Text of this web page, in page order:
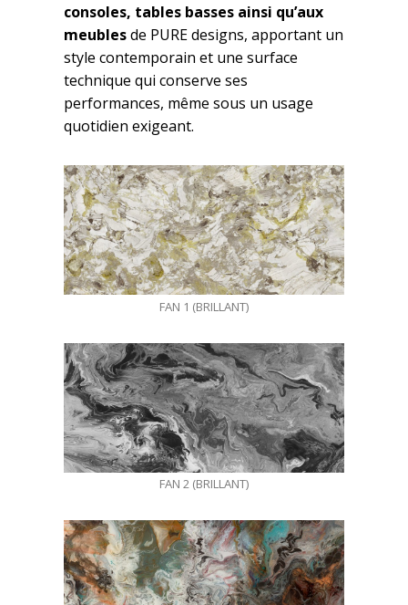
consoles, tables basses ainsi qu’aux
meublesde PURE designs, apportant un
style contemporain et une surface
technique qui conserve ses
performances, même sous un usage
quotidien exigeant.
FAN 1 (BRILLANT)
FAN 2 (BRILLANT)